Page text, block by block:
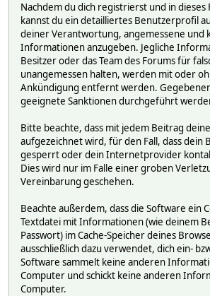
Nachdem du dich registrierst und in dieses
kannst du ein detailliertes Benutzerprofil
deiner Verantwortung, angemessene und
Informationen anzugeben. Jegliche
Besitzer oder das Team des Forums für
unangemessen halten, werden mit oder
Ankündigung entfernt werden.
geeignete Sanktionen durchgeführt
Bitte beachte, dass mit jedem Beitrag
aufgezeichnet wird, für den Fall, dass dein
gesperrt oder dein Internetprovider
Dies wird nur im Falle einer groben
Vereinbarung geschehen.
Beachte außerdem, dass die Software ein
Textdatei mit Informationen (wie deinem
Passwort) im Cache-Speicher deines
ausschließlich dazu verwendet, dich ein-
Software sammelt keine anderen
Computer und schickt keine anderen
Computer.